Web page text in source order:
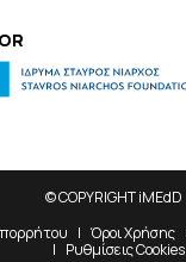
© COPYRIGHT iMEdD
Όροι Χρήσης
Ρυθμίσεις Cookies